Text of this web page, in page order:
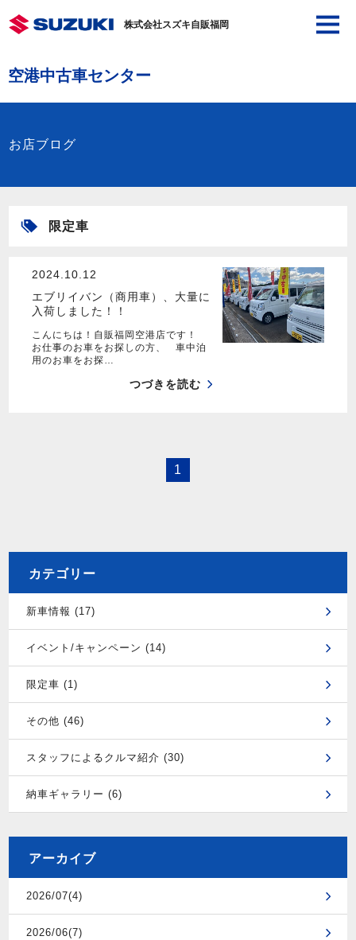
株式会社スズキ自販福岡
空港中古車センター
お店ブログ
限定車
2024.10.12
エブリイバン（商用車）、大量に
入荷しました！！
こんにちは！自販福岡空港店です！
お仕事のお車をお探しの方、 車中泊
用のお車をお探…
つづきを読む
1
カテゴリー
新車情報 (17)
イベント/キャンペーン (14)
限定車 (1)
その他 (46)
スタッフによるクルマ紹介 (30)
納車ギャラリー (6)
アーカイブ
2026/07(4)
2026/06(7)